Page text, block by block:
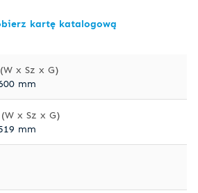
kartę katalogową
x Sz x G)
mm
x Sz x G)
mm